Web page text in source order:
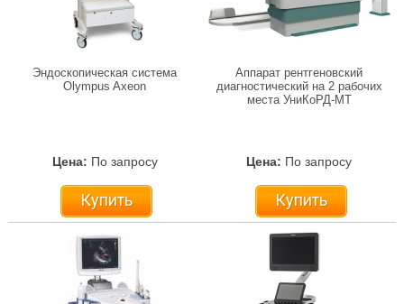
Эндоскопическая система
Olympus Axeon
Цена: По запросу
Купить
Аппарат рентгеновский
диагностический на 2 рабочих
места УниКоРД-МТ
Цена: По запросу
Купить